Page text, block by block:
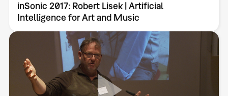
inSonic 2017: Robert Lisek | Artificial
Intelligence for Art and Music